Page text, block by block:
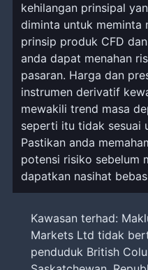
kehilangan prinsipal
diminta untuk meminta
prinsip produk CFD
anda dapat menahan
pasaran. Harga dan
instrumen derivatif
mewakili trend masa
seperti itu tidak sesuai
Pastikan anda
potensi risiko sebelum
dapatkan nasihat
Kawasan terhad:
Markets Ltd tidak
penduduk British